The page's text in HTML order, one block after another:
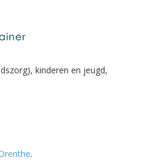
kinderen en jeugd,
.